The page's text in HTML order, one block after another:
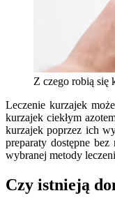
Z czego robią się
Leczenie kurzajek
kurzajek ciekłym
kurzajek poprzez ich
preparaty dostępne
wybranej metody
Czy istnieją